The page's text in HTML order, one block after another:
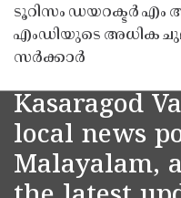
ടൂറിസം ഡയറക്ടർ എം
എംഡിയുടെ അധിക
സർക്കാർ
Kasaragod
local news
Malayalam,